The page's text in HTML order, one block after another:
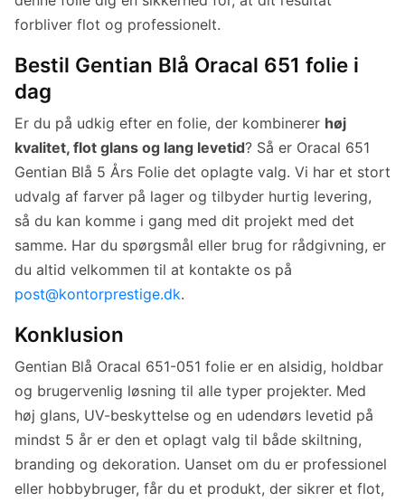
forbliver flot og professionelt.
Bestil Gentian Blå Oracal 651 folie i
dag
Er du på udkig efter en folie, der kombinerer høj
kvalitet, flot glans og lang levetid? Så er Oracal 651
Gentian Blå 5 Års Folie det oplagte valg. Vi har et stort
udvalg af farver på lager og tilbyder hurtig levering,
så du kan komme i gang med dit projekt med det
samme. Har du spørgsmål eller brug for rådgivning, er
du altid velkommen til at kontakte os på
post@kontorprestige.dk.
Konklusion
Gentian Blå Oracal 651-051 folie er en alsidig, holdbar
og brugervenlig løsning til alle typer projekter. Med
høj glans, UV-beskyttelse og en udendørs levetid på
mindst 5 år er den et oplagt valg til både skiltning,
branding og dekoration. Uanset om du er professionel
eller hobbybruger, får du et produkt, der sikrer et flot,